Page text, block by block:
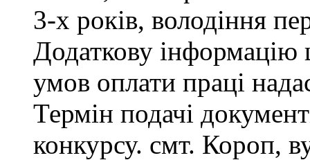
3-х років, володіння
Додаткову інформацію
умов оплати праці
Термін подачі
конкурсу. смт. Короп,